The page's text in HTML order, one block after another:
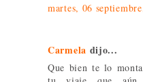
martes, 06
Carmela dijo...
Que bien te lo